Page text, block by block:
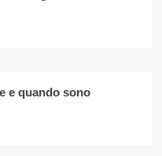
e quando sono